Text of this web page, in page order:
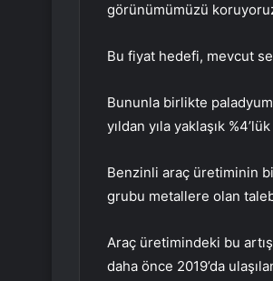
görünümümüzü
Bu fiyat hedefi, mevcut
Bununla birlikte
yıldan yıla yaklaşık
Benzinli araç üretiminin
grubu metallere olan
Araç üretimindeki bu
daha önce 2019’da